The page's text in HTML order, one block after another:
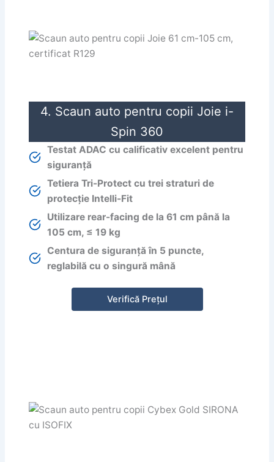
4. Scaun auto pentru copii Joie i-
Spin 360
Testat ADAC cu calificativ excelent pentru
siguranță
Tetiera Tri-Protect cu trei straturi de
protecție Intelli-Fit
Utilizare rear-facing de la 61 cm până la
105 cm, ≤ 19 kg
Centura de siguranță în 5 puncte,
reglabilă cu o singură mână
Verifică Prețul